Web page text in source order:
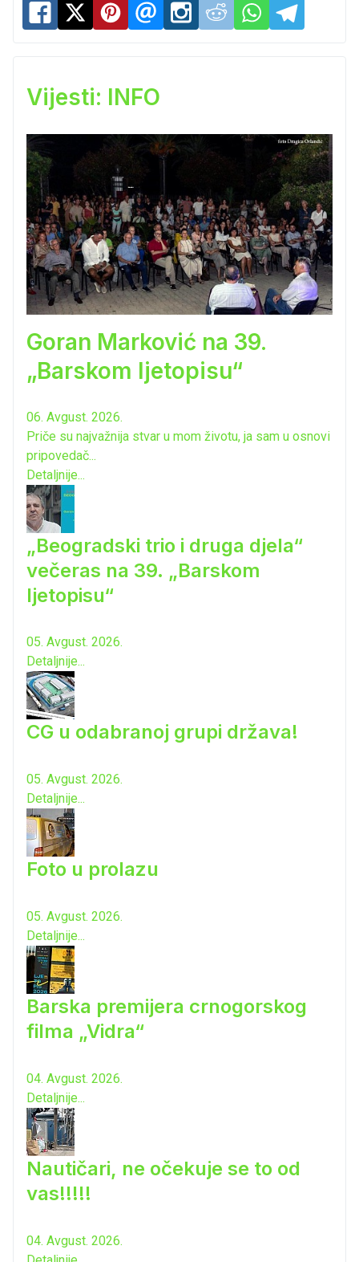
Vijesti: INFO
Goran Marković na 39.
„Barskom ljetopisu“
06. Avgust. 2026.
Priče su najvažnija stvar u mom životu, ja sam u osnovi
pripovedač...
Detaljnije...
„Beogradski trio i druga djela“
večeras na 39. „Barskom
ljetopisu“
05. Avgust. 2026.
Detaljnije...
CG u odabranoj grupi država!
05. Avgust. 2026.
Detaljnije...
Foto u prolazu
05. Avgust. 2026.
Detaljnije...
Barska premijera crnogorskog
filma „Vidra“
04. Avgust. 2026.
Detaljnije...
Nautičari, ne očekuje se to od
vas!!!!!
04. Avgust. 2026.